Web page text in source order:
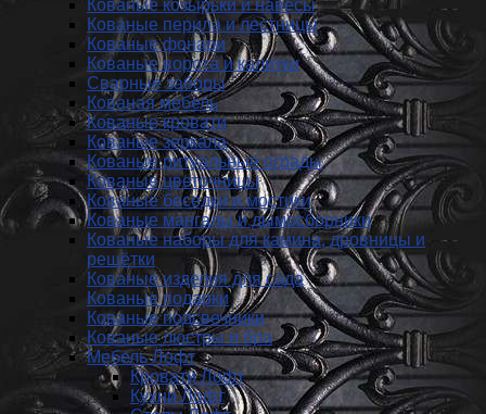
Кованые козырьки и навесы
Кованые перила и лестницы
Кованые фонари
Кованые ворота и калитки
Сварные заборы
Кованая мебель
Кованые кровати
Кованые зеркала
Кованые ритуальные ограды
Кованые цветочницы
Кованые беседки и мостики
Кованые мангалы и дымосборники
Кованые наборы для камина, дровницы и
решётки
Кованые изделия для сада
Кованые подарки
Кованые подсвечники
Кованые люстры и бра
Мебель Лофт
Кровати Лофт
Кухни Лофт